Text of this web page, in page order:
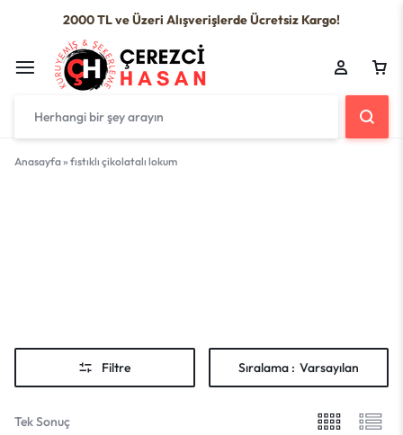
2000 TL ve Üzeri Alışverişlerde Ücretsiz Kargo!
Anasayfa» fıstıklı çikolatalı lokum
Filtre Sıralama : Varsayılan
Tek Sonuç